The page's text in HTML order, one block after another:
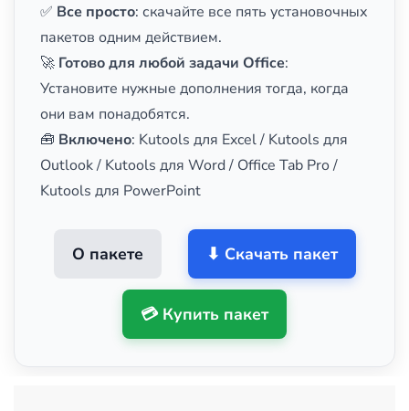
✅ Все просто: скачайте все пять установочных
пакетов одним действием.
🚀 Готово для любой задачи Office:
Установите нужные дополнения тогда, когда
они вам понадобятся.
🧰 Включено: Kutools для Excel / Kutools для
Outlook / Kutools для Word / Office Tab Pro /
Kutools для PowerPoint
О пакете ⬇ Скачать пакет
💳 Купить пакет